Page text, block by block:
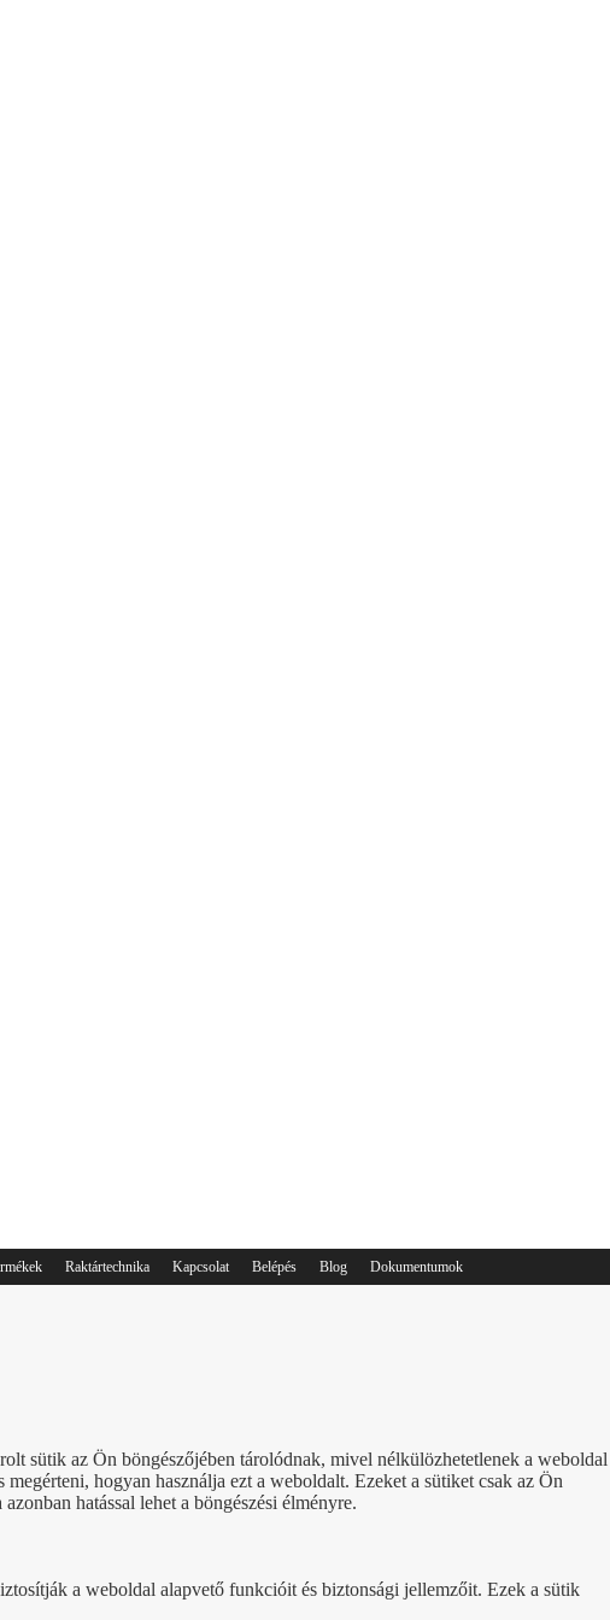
Raktártechnika Kapcsolat Belépés Blog Dokumentumok
sütik az Ön böngészőjében tárolódnak, mivel nélkülözhetetlenek a weboldal
hogyan használja ezt a weboldalt. Ezeket a sütiket csak az Ön
hatással lehet a böngészési élményre.
a weboldal alapvető funkcióit és biztonsági jellemzőit. Ezek a sütik